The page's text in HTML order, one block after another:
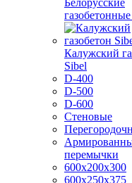
Белорусские
Калужский
Sibel
D-400
D-500
D-600
Стеновые
перемычки
600х200х300
600х250х375